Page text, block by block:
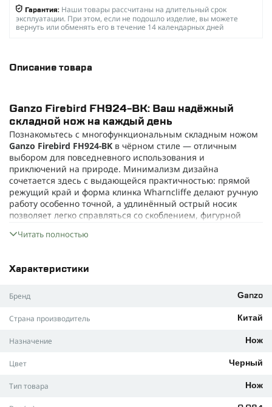
Гарантия: Наши товары рассчитаны на длительный срок
эксплуатации. При этом, если не подошло изделие, вы можете
вернуть или обменять его в течение 14 календарных дней
Описание товара
Ganzo Firebird FH924-BK: Ваш надёжный
складной нож на каждый день
Познакомьтесь с многофункциональным складным ножом
Ganzo Firebird FH924-BK в чёрном стиле — отличным
выбором для повседневного использования и
приключений на природе. Минимализм дизайна
сочетается здесь с выдающейся практичностью: прямой
режущий край и форма клинка Wharncliffe делают ручную
работу особенно точной, а удлинённый острый носик
позволяет легко справляться со скоблением, фигурной
аккуратности. Длина клинка — 65 мм, что гарантирует
известной высокой твёрдостью (порядка 60 HRC), а также
отличной стойкостью к износу и коррозии, что достигается
благодаря высокому содержанию хрома и углерода.
Толщина обуха 3,4 мм обеспечивает твёрдость
конструкции и защиту от деформаций даже при
быстрым и удобным благодаря сквозному отверстию у
основания, а проверенный замок
фиксирует клинок и рассчитан на использование в суровых
условиях.
Читать полностью
Характеристики
Бренд Ganzo
Страна производитель Китай
Назначение Нож
Цвет Черный
Тип товара Нож